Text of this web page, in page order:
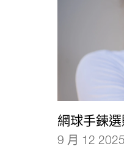
網球手鍊
9 月 12 2025